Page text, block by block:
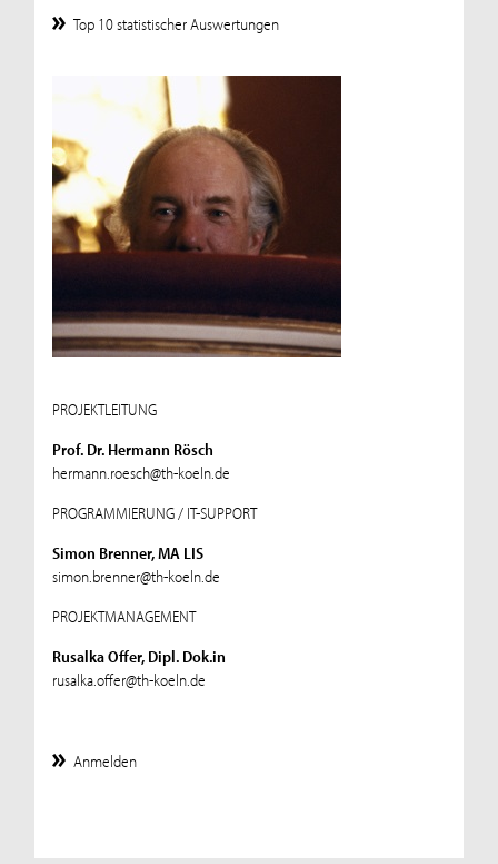
Top 10 statistischer Auswertungen
PROJEKTLEITUNG
Prof. Dr. Hermann Rösch
hermann.roesch@th-koeln.de
PROGRAMMIERUNG / IT-SUPPORT
Simon Brenner, MA LIS
simon.brenner@th-koeln.de
PROJEKTMANAGEMENT
Rusalka Offer, Dipl. Dok.in
rusalka.offer@th-koeln.de
Anmelden